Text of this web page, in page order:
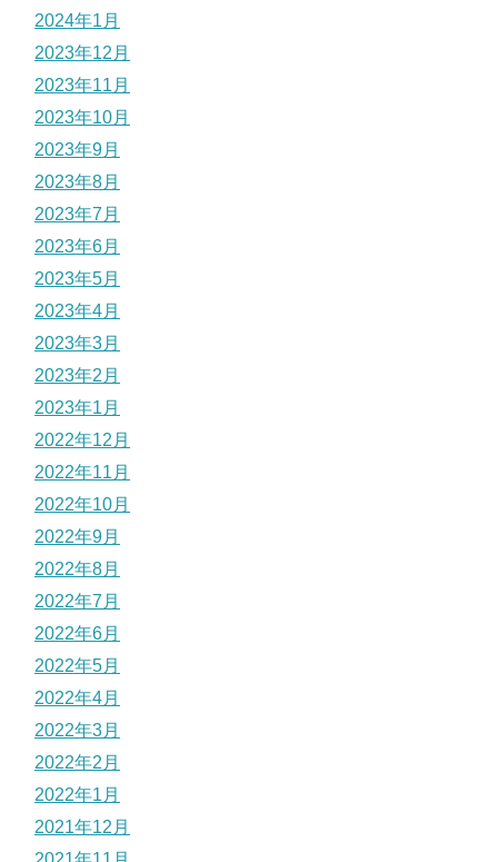
2024年1月
2023年12月
2023年11月
2023年10月
2023年9月
2023年8月
2023年7月
2023年6月
2023年5月
2023年4月
2023年3月
2023年2月
2023年1月
2022年12月
2022年11月
2022年10月
2022年9月
2022年8月
2022年7月
2022年6月
2022年5月
2022年4月
2022年3月
2022年2月
2022年1月
2021年12月